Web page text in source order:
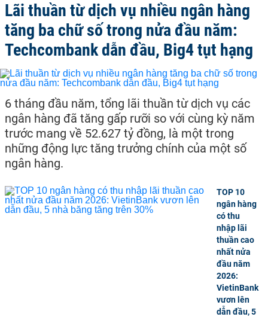
Lãi thuần từ dịch vụ nhiều ngân hàng
tăng ba chữ số trong nửa đầu năm:
Techcombank dẫn đầu, Big4 tụt hạng
6 tháng đầu năm, tổng lãi thuần từ dịch vụ các
ngân hàng đã tăng gấp rưỡi so với cùng kỳ năm
trước mang về 52.627 tỷ đồng, là một trong
những động lực tăng trưởng chính của một số
ngân hàng.
TOP 10
ngân hàng
có thu
nhập lãi
thuần cao
nhất nửa
đầu năm
2026:
VietinBank
vươn lên
dẫn đầu, 5